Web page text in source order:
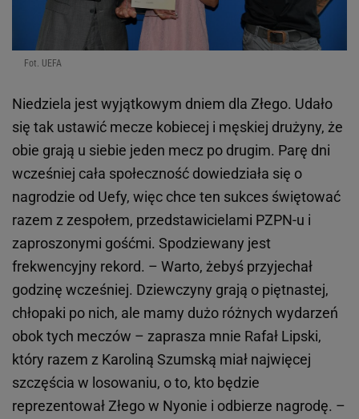
Fot. UEFA
Niedziela jest wyjątkowym dniem dla Złego. Udało
się tak ustawić mecze kobiecej i męskiej drużyny, że
obie grają u siebie jeden mecz po drugim. Parę dni
wcześniej cała społeczność dowiedziała się o
nagrodzie od Uefy, więc chce ten sukces świętować
razem z zespołem, przedstawicielami PZPN-u i
zaproszonymi gośćmi. Spodziewany jest
frekwencyjny rekord. – Warto, żebyś przyjechał
godzinę wcześniej. Dziewczyny grają o piętnastej,
chłopaki po nich, ale mamy dużo różnych wydarzeń
obok tych meczów – zaprasza mnie Rafał Lipski,
który razem z Karoliną Szumską miał najwięcej
szczęścia w losowaniu, o to, kto będzie
reprezentował Złego w Nyonie i odbierze nagrodę. –